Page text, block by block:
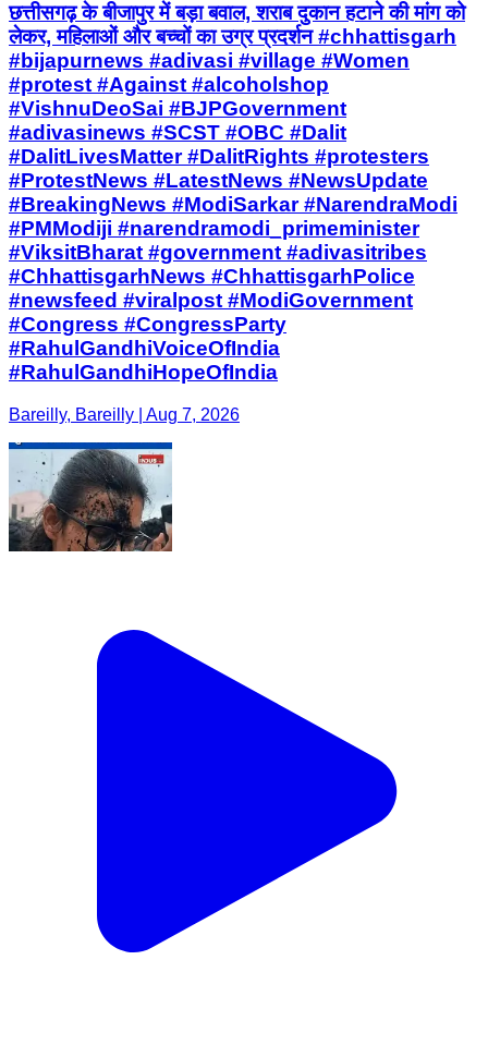
छत्तीसगढ़ के बीजापुर में बड़ा बवाल, शराब दुकान हटाने की मांग को
लेकर, महिलाओं और बच्चों का उग्र प्रदर्शन #chhattisgarh
#bijapurnews #adivasi #village #Women
#protest #Against #alcoholshop
#VishnuDeoSai #BJPGovernment
#adivasinews #SCST #OBC #Dalit
#DalitLivesMatter #DalitRights #protesters
#ProtestNews #LatestNews #NewsUpdate
#BreakingNews #ModiSarkar #NarendraModi
#PMModiji #narendramodi_primeminister
#ViksitBharat #government #adivasitribes
#ChhattisgarhNews #ChhattisgarhPolice
#newsfeed #viralpost #ModiGovernment
#Congress #CongressParty
#RahulGandhiVoiceOfIndia
#RahulGandhiHopeOfIndia
Bareilly, Bareilly | Aug 7, 2026